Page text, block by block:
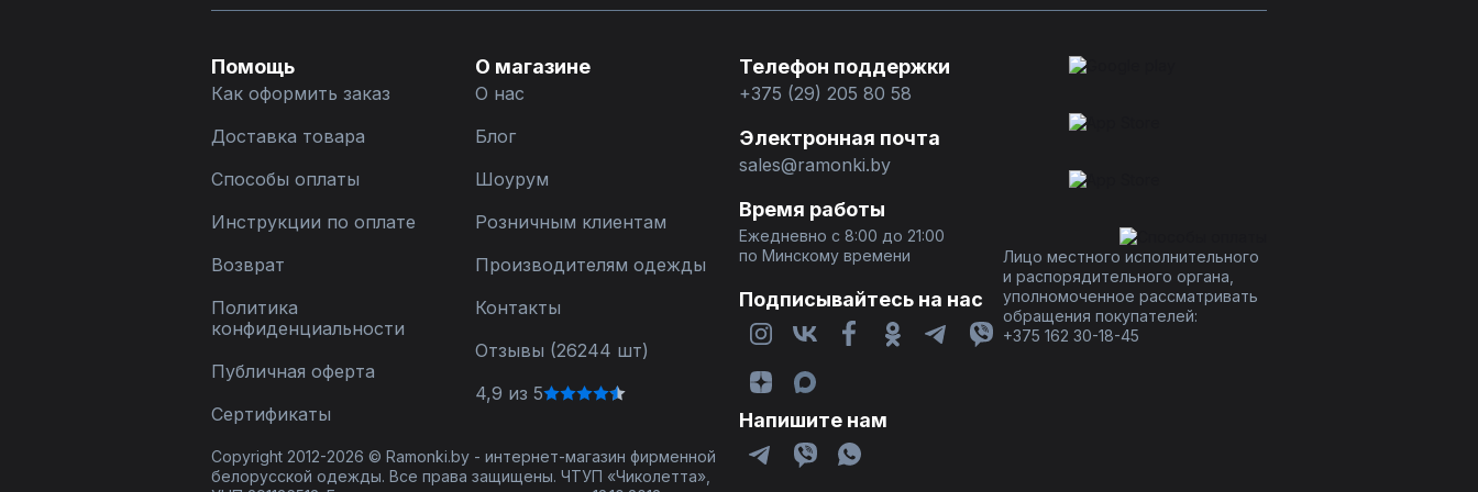
Помощь
Как оформить заказ
Доставка товара
Способы оплаты
Инструкции по оплате
Возврат
Политика
конфиденциальности
Публичная оферта
Сертификаты
О магазине
О нас
Блог
Шоурум
Розничным клиентам
Производителям одежды
Контакты
Отзывы (26244 шт)
4,9 из 5
Телефон поддержки
+375 (29) 205 80 58
Электронная почта
sales@ramonki.by
Время работы
Ежедневно с 8:00 до 21:00
по Минскому времени
Подписывайтесь на нас
Напишите нам
Лицо местного исполнительного
и распорядительного органа,
уполномоченное рассматривать
обращения покупателей:
+375 162 30-18-45
Copyright 2012-2026 © Ramonki.by - интернет-магазин фирменной
белорусской одежды. Все права защищены. ЧТУП «Чиколетта»,